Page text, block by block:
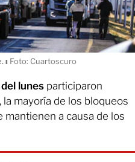
ı Foto: Cuartoscuro
lunes participaron
, la mayoría de los bloqueos
a causa de los